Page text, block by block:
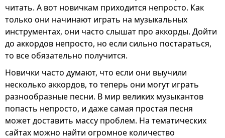
читать. А вот новичкам приходится непросто. Как
только они начинают играть на музыкальных
инструментах, они часто слышат про аккорды. Дойти
до аккордов непросто, но если сильно постараться,
то все обязательно получится.
Новички часто думают, что если они выучили
несколько аккордов, то теперь они могут играть
разнообразные песни. В мир великих музыкантов
попасть непросто, и даже самая простая песня
может доставить массу проблем. На тематических
сайтах можно найти огромное количество